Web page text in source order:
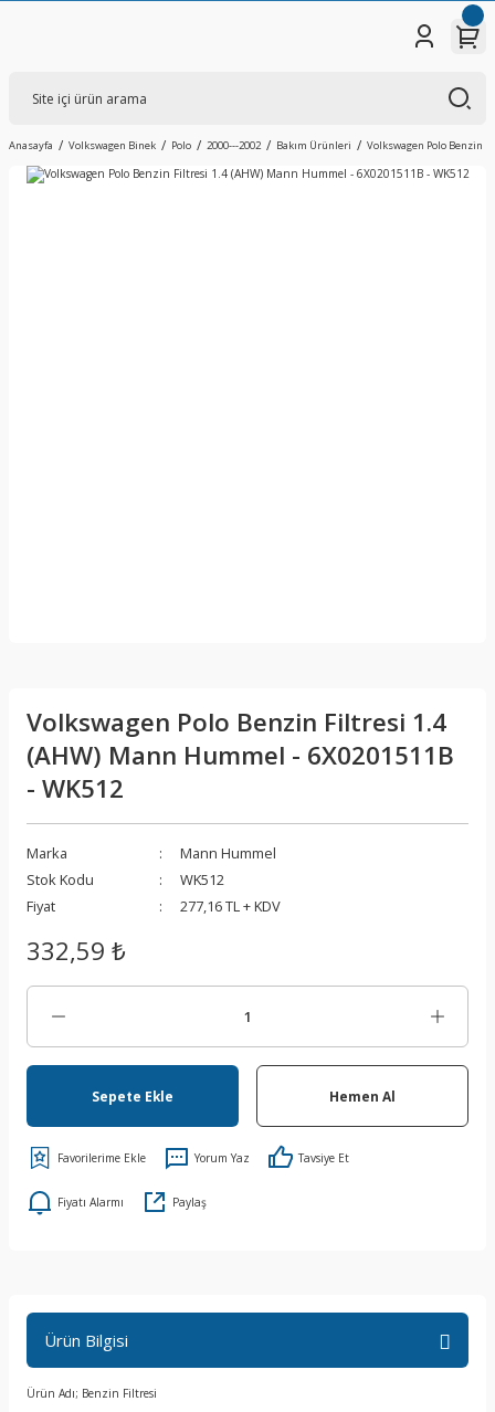
Anasayfa Volkswagen Binek Polo 2000---2002 Bakım Ürünleri Volkswagen Polo Benzin
Volkswagen Polo Benzin Filtresi 1.4
(AHW) Mann Hummel - 6X0201511B
- WK512
Marka
Mann Hummel
Stok Kodu
WK512
Fiyat
277,16 TL + KDV
332,59 ₺
Sepete Ekle Hemen Al
Yorum Yaz Tavsiye Et
Fiyatı Alarmı Paylaş
Ürün Bilgisi
Ürün Adı; Benzin Filtresi